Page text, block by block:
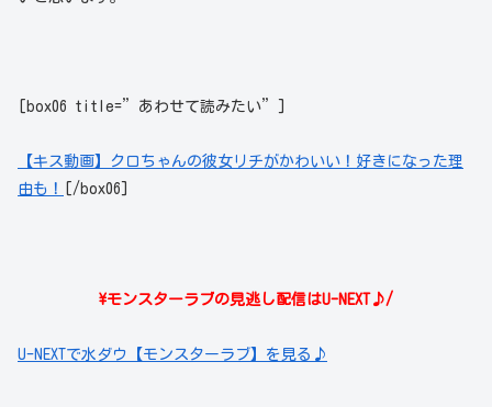
[box06 title=”あわせて読みたい”]
【キス動画】クロちゃんの彼女リチがかわいい！好きになった理
由も！
[/box06]
\モンスターラブの見逃し配信はU-NEXT♪/
U-NEXTで水ダウ【モンスターラブ】を見る♪